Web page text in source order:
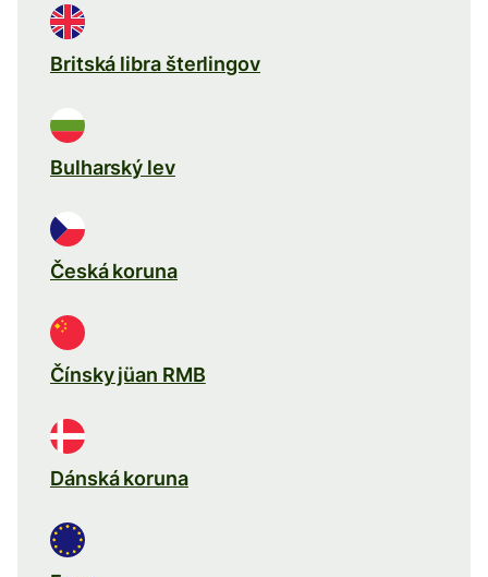
Britská libra šterlingov
Bulharský lev
Česká koruna
Čínsky jüan RMB
Dánská koruna